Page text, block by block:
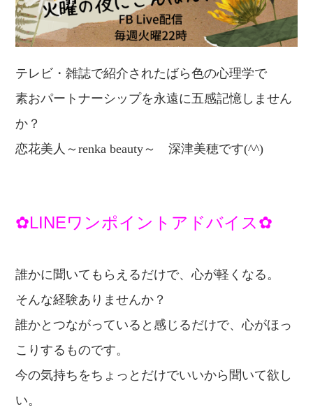
テレビ・雑誌で紹介されたばら色の心理学で
素おパートナーシップを永遠に五感記憶しません
か？
恋花美人～renka beauty～深津美穂です(^^)
✿LINEワンポイントアドバイス✿
誰かに聞いてもらえるだけで、心が軽くなる。
そんな経験ありませんか？
誰かとつながっていると感じるだけで、心がほっ
こりするものです。
今の気持ちをちょっとだけでいいから 聞いて欲し
い。